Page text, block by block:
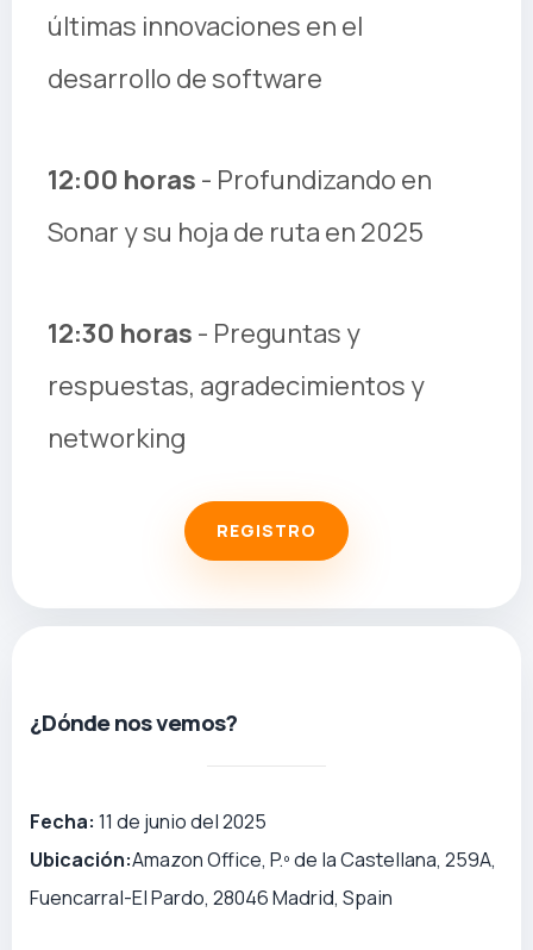
últimas innovaciones en el
desarrollo de software
12:00 horas - Profundizando en
Sonar y su hoja de ruta en 2025
12:30 horas - Preguntas y
respuestas, agradecimientos y
networking
REGISTRO
¿Dónde nos vemos?
Fecha: 11 de junio del 2025
Ubicación:Amazon Office, P.º de la Castellana, 259A,
Fuencarral-El Pardo, 28046 Madrid, Spain